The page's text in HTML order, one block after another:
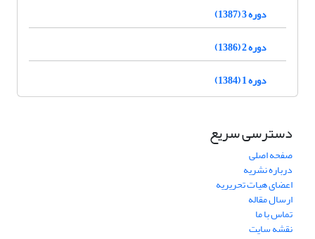
دوره 3 (1387)
دوره 2 (1386)
دوره 1 (1384)
دسترسی سریع
صفحه اصلی
درباره نشریه
اعضای هیات تحریریه
ارسال مقاله
تماس با ما
نقشه سایت